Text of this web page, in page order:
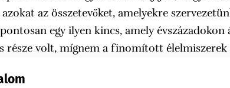
az összetevőket, amelyekre
egy ilyen kincs, amely
része volt, mígnem a finomított